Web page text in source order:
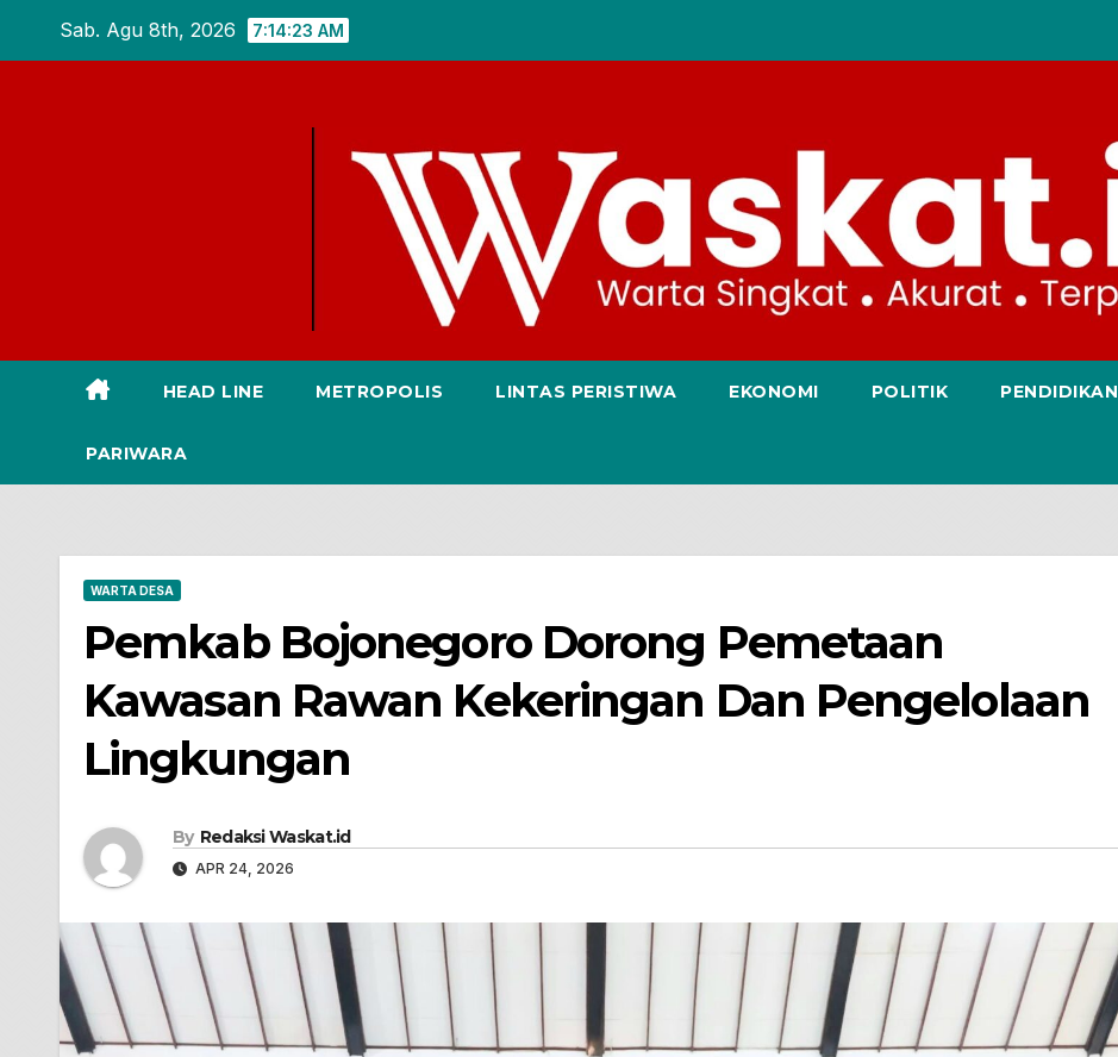
Sab. Agu 8th, 2026 7:14:24 AM
HEAD LINE METROPOLIS LINTAS PERISTIWA EKONOMI POLITIK PENDIDIKAN
PARIWARA
WARTA DESA
Pemkab Bojonegoro Dorong Pemetaan
Kawasan Rawan Kekeringan Dan Pengelolaan
Lingkungan
By Redaksi Waskat.id
APR 24, 2026